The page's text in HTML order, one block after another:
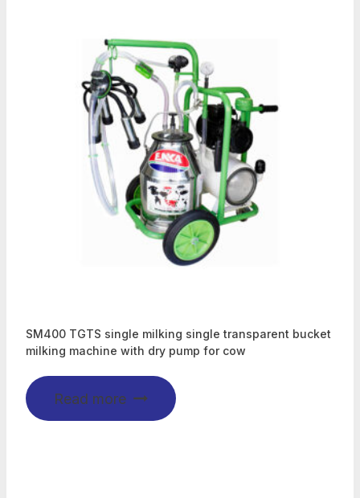
SM400 TGTS single milking single transparent bucket
milking machine with dry pump for cow
Read more